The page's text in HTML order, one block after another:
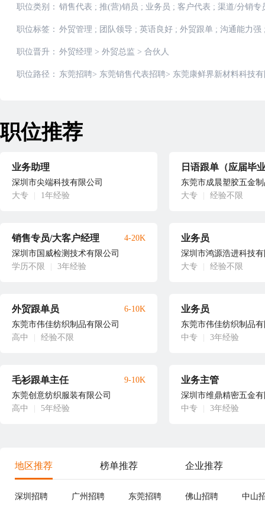
职位类别： 销售代表 ; 推(营)销员 ; 业务员 ; 客户代表 ; 渠道/分销专
职位标签： 外贸管理 ; 团队领导 ; 英语良好 ; 外贸跟单 ; 沟通能力强
职位晋升： 外贸经理 > 外贸总监 > 合伙人
职位路径： 东莞招聘> 东莞销售代表招聘> 东莞康鲜界新材料科技
职位推荐
业务助理
深圳市尖端科技有限公司
大专
1年经验
日语跟单（应届毕
东莞市成晨塑胶五金
大专
经验不限
销售专员/大客户经理
深圳市国威检测技术有限公司
学历不限
3年经验
4-20K 业务员
深圳市鸿源浩进科技
大专
经验不限
外贸跟单员
东莞市伟佳纺织制品有限公司
高中
经验不限
6-10K 业务员
东莞市伟佳纺织制品
中专
3年经验
毛衫跟单主任
东莞创意纺织服装有限公司
高中
5年经验
9-10K 业务主管
深圳市维鼎精密五金
中专
3年经验
地区推荐 榜单推荐 企业推荐
深圳招聘 广州招聘 东莞招聘 佛山招聘 中山